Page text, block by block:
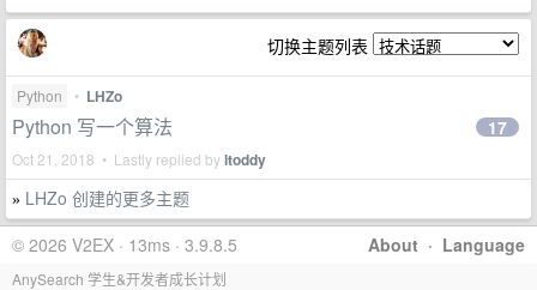
切换主题列表
Python • LHZo
Python 写一个算法
Oct 21, 2018 • Lastly replied byltoddy
17
» LHZo 创建的更多主题
About · Language
© 2026 V2EX · 13ms · 3.9.8.5
AnySearch 学生&开发者成长计划